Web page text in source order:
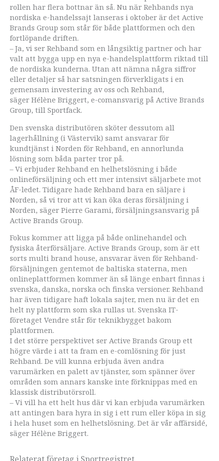
rollen har flera bottnar än så. Nu när Rehbands nya
nordiska e-handelssajt lanseras i oktober är det Active
Brands Group som står för både plattformen och den
fortlöpande driften.
– Ja, vi ser Rehband som en långsiktig partner och har
valt att bygga upp en nya e-handelsplattform riktad till
de nordiska kunderna. Utan att nämna några siffror
eller detaljer så har satsningen förverkligats i en
gemensam investering av oss och Rehband,
säger Hélène Briggert, e-comansvarig på Active Brands
Group, till Sportfack.
Den svenska distributören sköter dessutom all
lagerhållning (i Västervik) samt ansvarar för
kundtjänst i Norden för Rehband, en annorlunda
lösning som båda parter tror på.
– Vi erbjuder Rehband en helhetslösning i både
onlineförsäljning och ett mer intensivt säljarbete mot
ÅF-ledet. Tidigare hade Rehband bara en säljare i
Norden, så vi tror att vi kan öka deras försäljning i
Norden, säger Pierre Garami, försäljningsansvarig på
Active Brands Group.
Fokus kommer att ligga på både onlinehandel och
fysiska återförsäljare. Active Brands Group, som är ett
sorts multi brand house, ansvarar även för Rehband-
försäljningen gentemot de baltiska staterna, men
onlineplattformen kommer än så länge enbart finnas i
svenska, danska, norska och finska versioner. Rehband
har även tidigare haft lokala sajter, men nu är det en
helt ny plattform som ska rullas ut. Svenska IT-
företaget Vendre står för teknikbygget bakom
plattformen.
I det större perspektivet ser Active Brands Group ett
högre värde i att ta fram en e-comlösning för just
Rehband. De vill kunna erbjuda även andra
varumärken en palett av tjänster, som spänner över
områden som annars kanske inte förknippas med en
klassisk distributörsroll.
– Vi vill ha ett helt hus där vi kan erbjuda varumärken
att antingen bara hyra in sig i ett rum eller köpa in sig
i hela huset som en helhetslösning. Det är vår affärsidé,
säger Hélène Briggert.